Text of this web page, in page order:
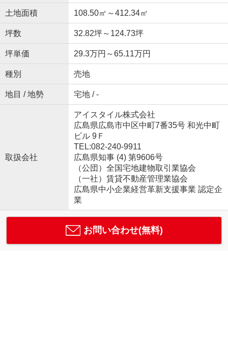
土地面積 108.50㎡～412.34㎡
坪数 32.82坪～124.73坪
坪単価 29.3万円～65.11万円
種別 売地
地目 / 地勢 宅地 / -
取扱会社
アイスタイル株式会社
広島県広島市中区中町7番35号 和光中町
ビル 9Ｆ
TEL:082-240-9911
広島県知事 (4) 第9606号
（公団）全国宅地建物取引業協会
（一社）賃貸不動産管理業協会
広島県中小企業経営革新支援事業 認定企
業
お問い合わせ(無料)